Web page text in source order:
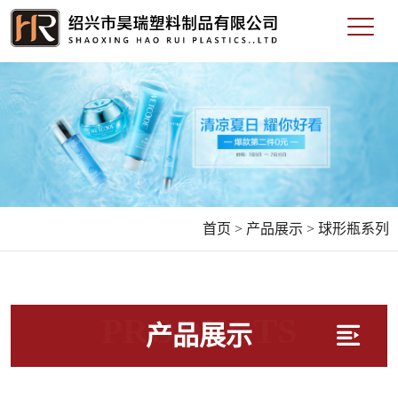
首页 > 产品展示 > 球形瓶系列
产品展示
PRODUCTS